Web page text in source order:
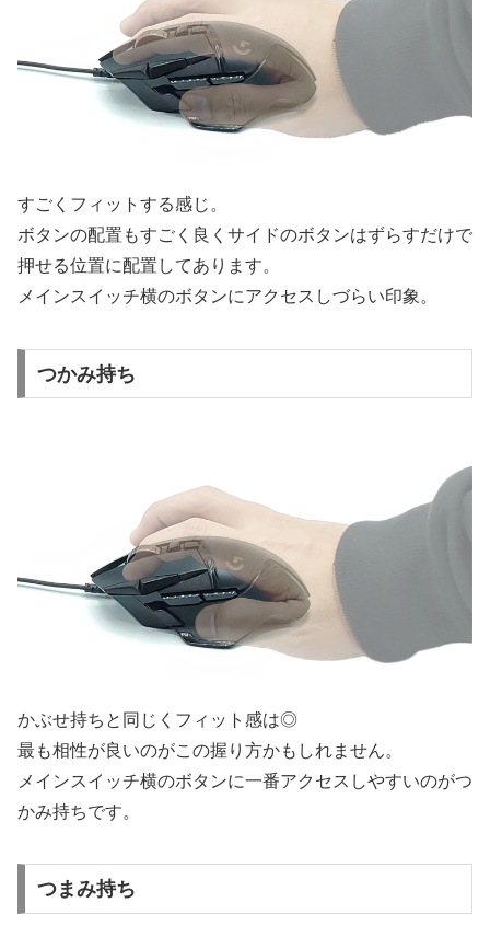
すごくフィットする感じ。
ボタンの配置もすごく良くサイドのボタンはずらすだけで
押せる位置に配置してあります。
メインスイッチ横のボタンにアクセスしづらい印象。
つかみ持ち
かぶせ持ちと同じくフィット感は◎
最も相性が良いのがこの握り方かもしれません。
メインスイッチ横のボタンに一番アクセスしやすいのがつ
かみ持ちです。
つまみ持ち